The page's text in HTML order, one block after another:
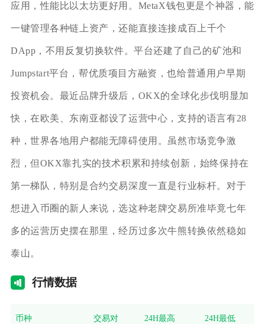
应用，性能比以太坊更好用。MetaX钱包更是个神器，能
一键管理各种链上资产，还能直接连接成百上千个
DApp，不用反复切换软件。平台还建了自己的矿池和
Jumpstart平台，帮优质项目方融资，也给普通用户早期
投资机会。最近品牌升级后，OKX的全球化步伐明显加
快，在欧美、东南亚都设了运营中心，支持的语言有28
种，世界各地用户都能无障碍使用。虽然市场竞争激
烈，但OKX靠扎实的技术积累和持续创新，始终保持在
第一梯队，特别是合约交易深度一直是行业标杆。对于
想进入币圈的新人来说，选这种老牌交易所准毕竟七年
多的运营历史摆在那里，经历过多次牛熊转换依然稳如
泰山。
行情数据
币种 交易对 24H最高 24H最低